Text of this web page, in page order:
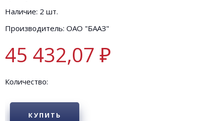
Наличие: 2 шт.
Производитель: ОАО "БААЗ"
45 432,07 ₽
Количество:
КУПИТЬ